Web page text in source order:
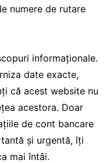
numere de rutare
informaționale.
date exacte,
că acest website nu
acestora. Doar
de cont bancare
și urgentă, îți
mai întâi.